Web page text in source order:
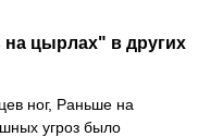
на цырлах" в других
ног, Раньше на
угроз было